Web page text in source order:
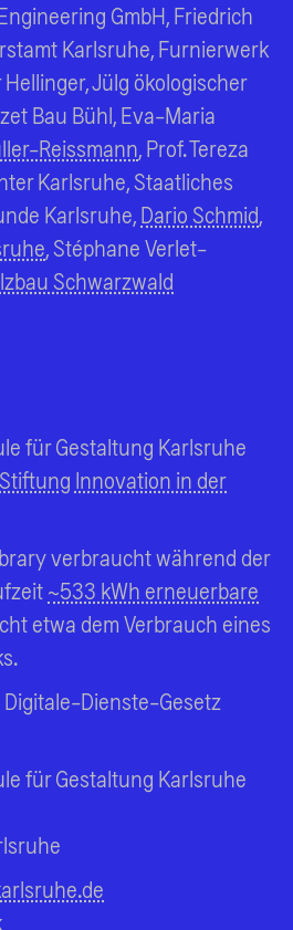
GmbH, Friedrich
Karlsruhe, Furnierwerk
Hellinger, Jülg ökologischer
Bau Bühl, Eva-Maria
Reissmann, Prof. Tereza
Karlsruhe, Staatliches
Karlsruhe, Dario Schmid,
, Stéphane Verlet-
Schwarzwald
für Gestaltung Karlsruhe
Stiftung Innovation in der
verbraucht während der
~533 kWh erneuerbare
etwa dem Verbrauch eines
Dienste-Gesetz
für Gestaltung Karlsruhe